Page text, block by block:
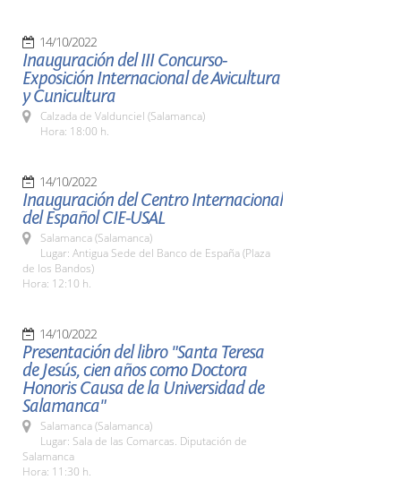
14/10/2022
Inauguración del III Concurso-
Exposición Internacional de Avicultura
y Cunicultura
Calzada de Valdunciel (Salamanca)
Hora: 18:00 h.
14/10/2022
Inauguración del Centro Internacional
del Español CIE-USAL
Salamanca (Salamanca)
Lugar: Antigua Sede del Banco de España (Plaza
de los Bandos)
Hora: 12:10 h.
14/10/2022
Presentación del libro "Santa Teresa
de Jesús, cien años como Doctora
Honoris Causa de la Universidad de
Salamanca"
Salamanca (Salamanca)
Lugar: Sala de las Comarcas. Diputación de
Salamanca
Hora: 11:30 h.